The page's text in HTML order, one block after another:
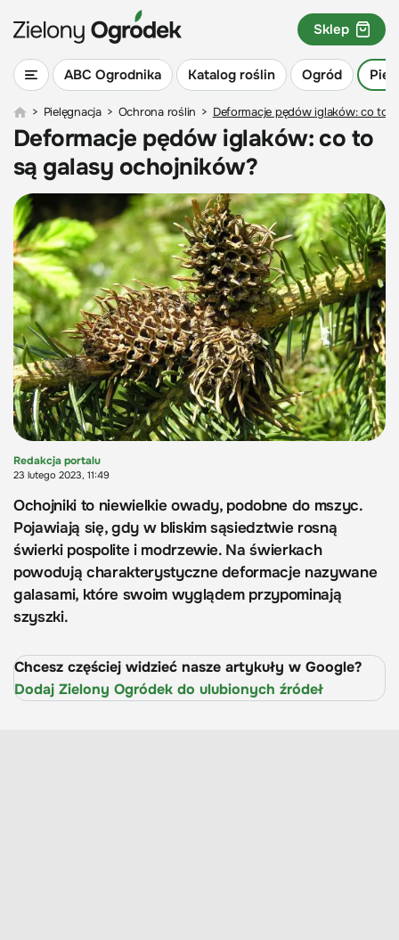
ABC Ogrodnika Katalog roślin Ogród
Sklep
> Pielęgnacja > Ochrona roślin > Deformacje pędów iglaków: co to
Deformacje pędów iglaków: co to
są galasy ochojników?
Redakcja portalu
23 lutego 2023, 11:49
Ochojniki to niewielkie owady, podobne do mszyc.
Pojawiają się, gdy w bliskim sąsiedztwie rosną
świerki pospolite i modrzewie. Na świerkach
powodują charakterystyczne deformacje nazywane
galasami, które swoim wyglądem przypominają
szyszki.
Chcesz częściej widzieć nasze artykuły w Google?
Dodaj Zielony Ogródek do ulubionych źródeł